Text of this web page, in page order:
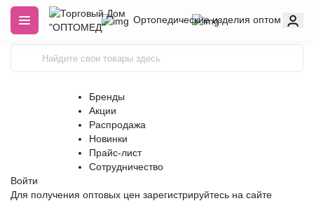
Ортопедические изделия оптом
Бренды
Акции
Распродажа
Новинки
Прайс-лист
Сотрудничество
Войти
Для получения оптовых цен зарегистрируйтесь на сайте